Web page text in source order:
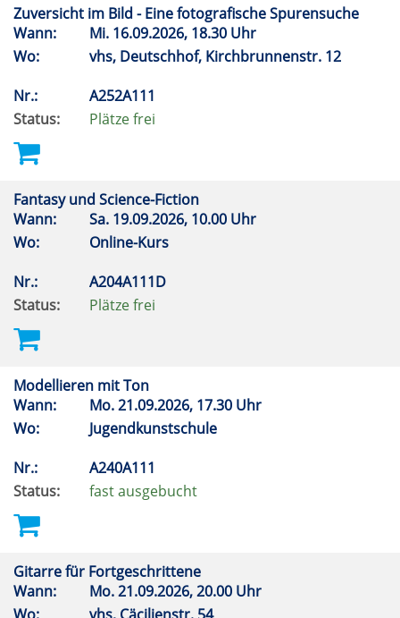
Zuversicht im Bild - Eine fotografische Spurensuche
Wann:
Mi. 16.09.2026, 18.30 Uhr
Wo:
vhs, Deutschhof, Kirchbrunnenstr. 12
Nr.:
A252A111
Status:
Plätze frei
Fantasy und Science-Fiction
Wann:
Sa. 19.09.2026, 10.00 Uhr
Wo:
Online-Kurs
Nr.:
A204A111D
Status:
Plätze frei
Modellieren mit Ton
Wann:
Mo.21.09.2026, 17.30 Uhr
Wo:
Jugendkunstschule
Nr.:
A240A111
Status:
fast ausgebucht
Gitarre für Fortgeschrittene
Wann:
Mo.21.09.2026, 20.00 Uhr